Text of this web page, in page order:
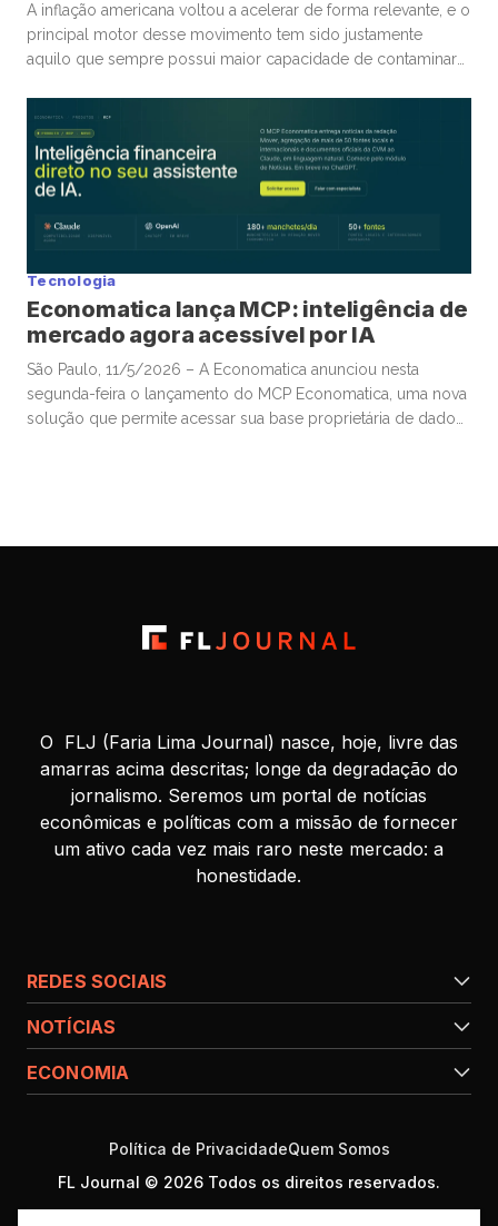
A inflação americana voltou a acelerar de forma relevante, e o
principal motor desse movimento tem sido justamente
aquilo que sempre possui maior capacidade de contaminar
de Ormuz trouxe novamente para o centro da discussão um
tema que […]
Tecnologia
Economatica lança MCP: inteligência de
mercado agora acessível por IA
São Paulo, 11/5/2026 – A Economatica anunciou nesta
segunda-feira o lançamento do MCP Economatica, uma nova
solução que permite acessar sua base proprietária de dados
O FLJ (Faria Lima Journal) nasce, hoje, livre das
amarras acima descritas; longe da degradação do
jornalismo. Seremos um portal de notícias
econômicas e políticas com a missão de fornecer
um ativo cada vez mais raro neste mercado: a
honestidade.
REDES SOCIAIS
NOTÍCIAS
ECONOMIA
FL Journal © 2026 Todos os direitos reservados.
Política de PrivacidadeQuem Somos